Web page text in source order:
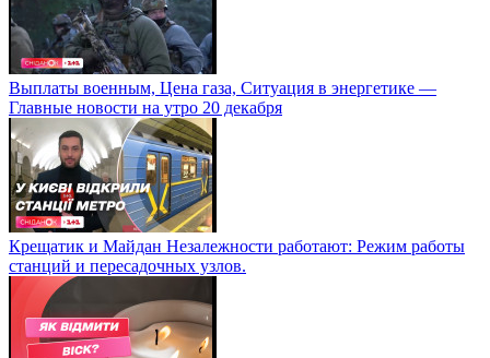
Выплаты военным, Цена газа, Ситуация в энергетике —
Главные новости на утро 20 декабря
Крещатик и Майдан Незалежности работают: Режим работы
станций и пересадочных узлов.